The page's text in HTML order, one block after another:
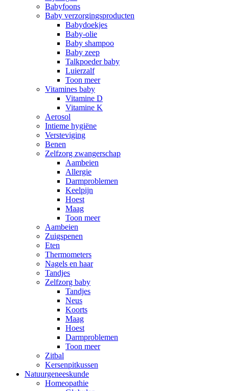
Babyfoons
Baby verzorgingsproducten
Babydoekjes
Baby-olie
Baby shampoo
Baby zeep
Talkpoeder baby
Luierzalf
Toon meer
Vitamines baby
Vitamine D
Vitamine K
Aerosol
Intieme hygiëne
Versteviging
Benen
Zelfzorg zwangerschap
Aambeien
Allergie
Darmproblemen
Keelpijn
Hoest
Maag
Toon meer
Aambeien
Zuigspenen
Eten
Thermometers
Nagels en haar
Tandjes
Zelfzorg baby
Tandjes
Neus
Koorts
Maag
Hoest
Darmproblemen
Toon meer
Zitbal
Kersenpitkussen
Natuurgeneeskunde
Homeopathie